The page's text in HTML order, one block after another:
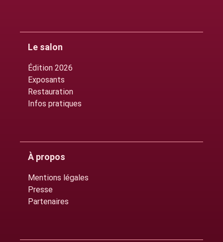
Le salon
Édition 2026
Exposants
Restauration
Infos pratiques
À propos
Mentions légales
Presse
Partenaires